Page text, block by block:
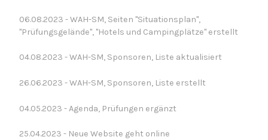
06.08.2023 - WAH-SM, Seiten "Situationsplan",
"Prüfungsgelände", "Hotels und Campingplätze" erstellt
04.08.2023 - WAH-SM, Sponsoren, Liste aktualisiert
26.06.2023 - WAH-SM, Sponsoren, Liste erstellt
04.05.2023 - Agenda, Prüfungen ergänzt
25.04.2023 - Neue Website geht online